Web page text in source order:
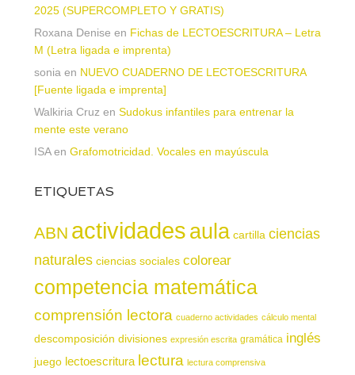
2025 (SUPERCOMPLETO Y GRATIS)
Roxana Denise en Fichas de LECTOESCRITURA – Letra
M (Letra ligada e imprenta)
sonia en NUEVO CUADERNO DE LECTOESCRITURA
[Fuente ligada e imprenta]
Walkiria Cruz en Sudokus infantiles para entrenar la
mente este verano
ISAen Grafomotricidad. Vocales en mayúscula
ETIQUETAS
ABN actividadesaula cartilla ciencias
naturales ciencias sociales colorear
competencia matemática
comprensión lectora cuaderno actividades cálculo mental
descomposición divisiones expresión escrita gramática inglés
juego lectoescritura lectura lectura comprensiva